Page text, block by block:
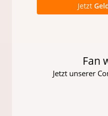
Jetzt
Fan
Jetzt unserer